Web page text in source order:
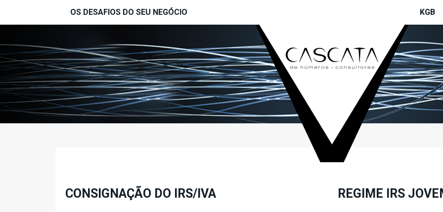
OS DESAFIOS DO SEU NEGÓCIO KGB
CONSIGNAÇÃO DO IRS/IVA REGIME IRS